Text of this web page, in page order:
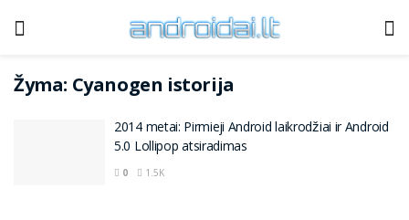
Žyma: Cyanogen istorija
2014 metai: Pirmieji Android laikrodžiai ir Android
5.0 Lollipop atsiradimas
0 1.5K